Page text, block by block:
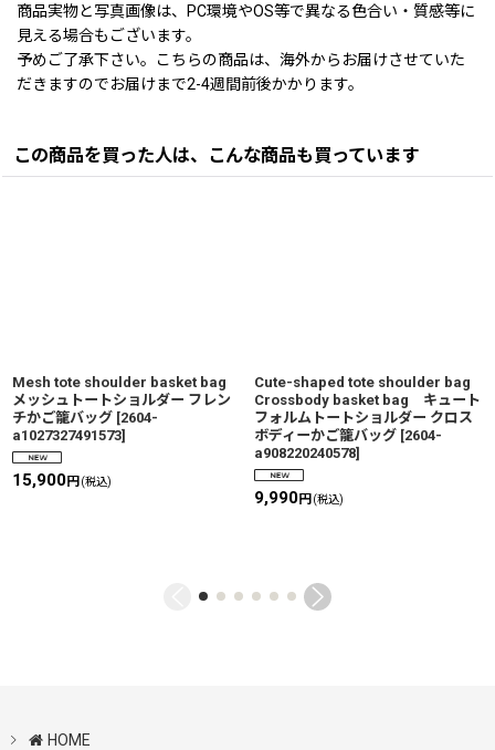
商品実物と写真画像は、PC環境やOS等で異なる色合い・質感等に
見える場合もございます。
予めご了承下さい。こちらの商品は、海外からお届けさせていた
だきますのでお届けまで2-4週間前後かかります。
この商品を買った人は、こんな商品も買っています
Mesh tote shoulder basket bag
メッシュトートショルダー フレン
チかご籠バッグ [2604-
a1027327491573]
15,900円 (税込)
Cute-shaped tote shoulder bag
Crossbody basket bag キュート
フォルムトートショルダー クロス
ボディーかご籠バッグ [2604-
a908220240578]
9,990円 (税込)
HOME